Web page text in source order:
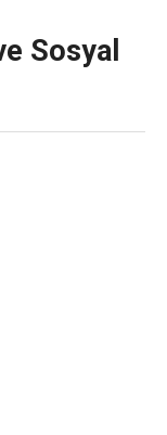
Sosyal